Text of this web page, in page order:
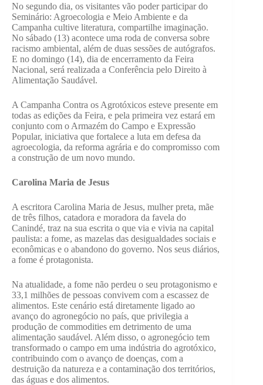
No segundo dia, os visitantes vão poder participar do
Seminário: Agroecologia e Meio Ambiente e da
Campanha cultive literatura, compartilhe imaginação.
No sábado (13) acontece uma roda de conversa sobre
racismo ambiental, além de duas sessões de autógrafos.
E no domingo (14), dia de encerramento da Feira
Nacional, será realizada a Conferência pelo Direito à
Alimentação Saudável.
A Campanha Contra os Agrotóxicos esteve presente em
todas as edições da Feira, e pela primeira vez estará em
conjunto com o Armazém do Campo e Expressão
Popular, iniciativa que fortalece a luta em defesa da
agroecologia, da reforma agrária e do compromisso com
a construção de um novo mundo.
Carolina Maria de Jesus
A escritora Carolina Maria de Jesus, mulher preta, mãe
de três filhos, catadora e moradora da favela do
Canindé, traz na sua escrita o que via e vivia na capital
paulista: a fome, as mazelas das desigualdades sociais e
econômicas e o abandono do governo. Nos seus diários,
a fome é protagonista.
Na atualidade, a fome não perdeu o seu protagonismo e
33,1 milhões de pessoas convivem com a escassez de
alimentos. Este cenário está diretamente ligado ao
avanço do agronegócio no país, que privilegia a
produção de commodities em detrimento de uma
alimentação saudável. Além disso, o agronegócio tem
transformado o campo em uma indústria do agrotóxico,
contribuindo com o avanço de doenças, com a
destruição da natureza e a contaminação dos territórios,
das águas e dos alimentos.